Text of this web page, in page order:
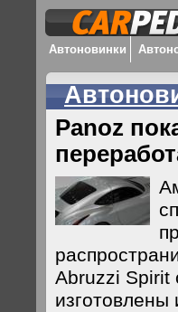
Автоновинки
Panoz
Abruzzi Spirit